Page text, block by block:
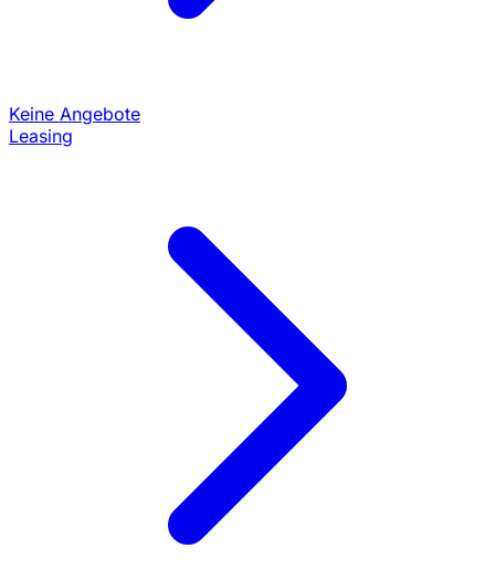
Keine Angebote
Leasing